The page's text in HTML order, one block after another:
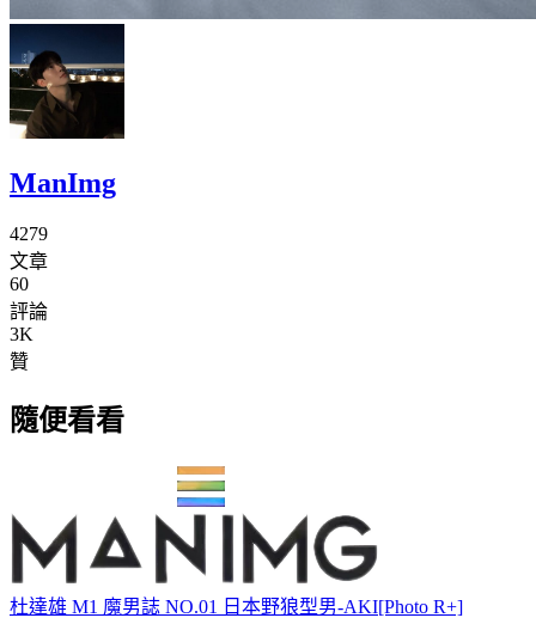
ManImg
4279
文章
60
評論
3K
贊
隨便看看
杜達雄 M1 魔男誌 NO.01 日本野狼型男-AKI[Photo R+]